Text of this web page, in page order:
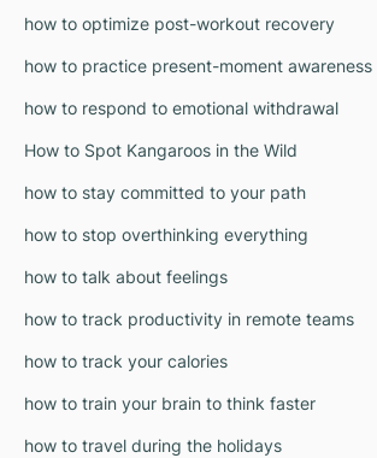
how to optimize post-workout recovery
how to practice present-moment awareness
how to respond to emotional withdrawal
How to Spot Kangaroos in the Wild
how to stay committed to your path
how to stop overthinking everything
how to talk about feelings
how to track productivity in remote teams
how to track your calories
how to train your brain to think faster
how to travel during the holidays